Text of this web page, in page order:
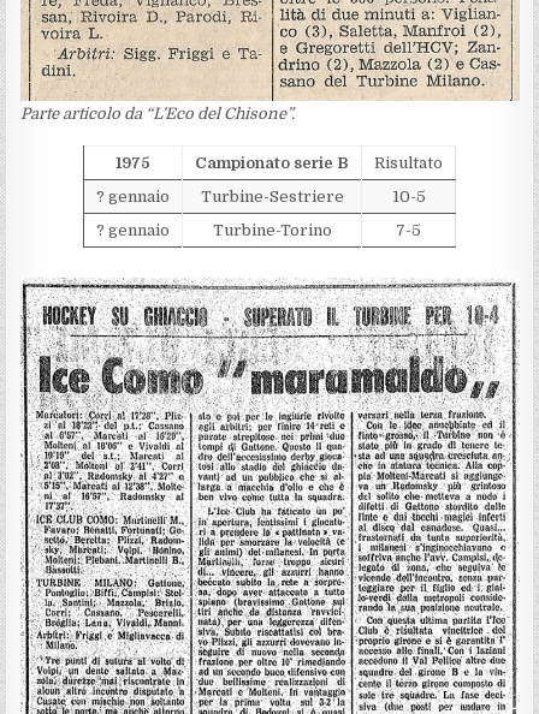
Parte articolo da “L’Eco del Chisone”.
1975 Campionato serie B
Risultato
? gennaio
Turbine-Sestriere
10-5
? gennaio
Turbine-Torino 7-5